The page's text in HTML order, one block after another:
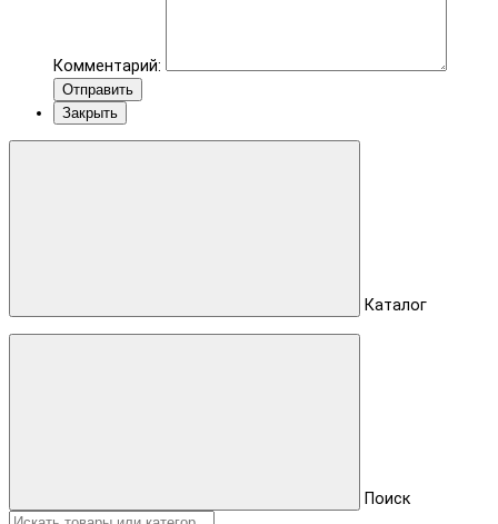
Комментарий:
Отправить
Закрыть
Каталог
Поиск